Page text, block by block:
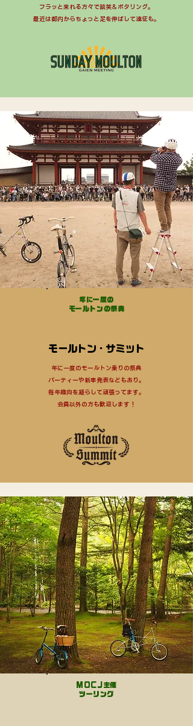
フラッと来れる方々で談笑＆ポタリング。
最近は都内からちょっと足を伸ばして遠征も。
年に一度の
​モールトンの祭典
モールトン・サミット
年に一度のモールトン乗りの祭典
​パーティーや新車発表などもあり。
毎年趣向を凝らして頑張ってます。
​会員以外の方も歓迎します！
MOCJ主催
​ツーリング